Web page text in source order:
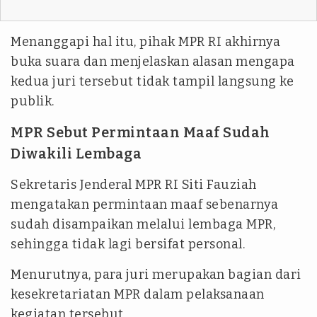
Menanggapi hal itu, pihak MPR RI akhirnya
buka suara dan menjelaskan alasan mengapa
kedua juri tersebut tidak tampil langsung ke
publik.
MPR Sebut Permintaan Maaf Sudah
Diwakili Lembaga
Sekretaris Jenderal MPR RI Siti Fauziah
mengatakan permintaan maaf sebenarnya
sudah disampaikan melalui lembaga MPR,
sehingga tidak lagi bersifat personal.
Menurutnya, para juri merupakan bagian dari
kesekretariatan MPR dalam pelaksanaan